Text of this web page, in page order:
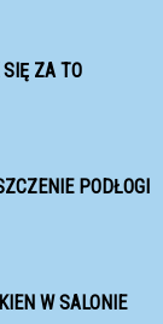
ZA TO
PODŁOGI
W SALONIE